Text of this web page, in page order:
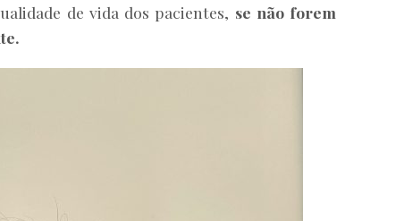
de vida dos pacientes, se não forem